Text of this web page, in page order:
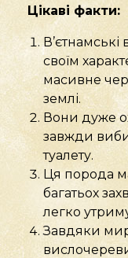
Цікаві факти:
В’єтнамські
своїм
масивне
землі.
Вони дуже
завжди
туалету.
Ця порода
багатьох
легко
Завдяки